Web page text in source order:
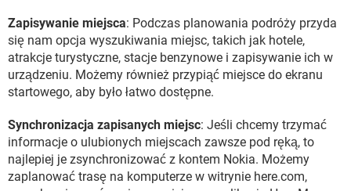
Zapisywanie miejsca: Podczas planowania podróży przyda
się nam opcja wyszukiwania miejsc, takich jak hotele,
atrakcje turystyczne, stacje benzynowe i zapisywanie ich w
urządzeniu. Możemy również przypiąć miejsce do ekranu
startowego, aby było łatwo dostępne.
Synchronizacja zapisanych miejsc: Jeśli chcemy trzymać
informacje o ulubionych miejscach zawsze pod ręką, to
najlepiej je zsynchronizować z kontem Nokia. Możemy
zaplanować trasę na komputerze w witrynie here.com,